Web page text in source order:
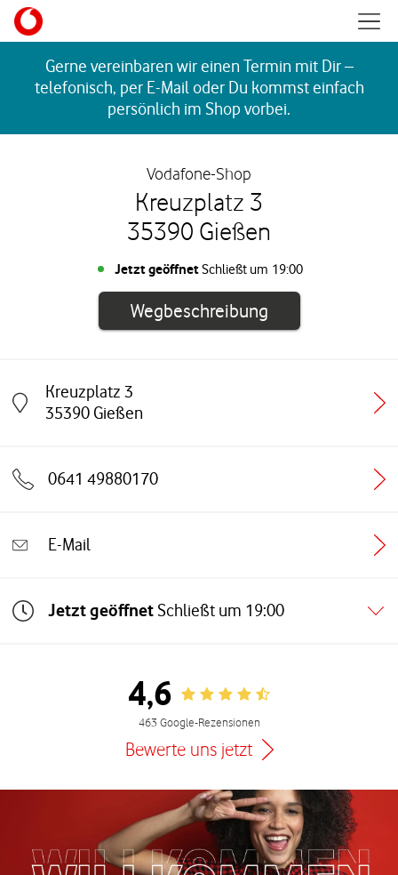
Skip to content
Gerne vereinbaren wir einen Termin mit Dir –
telefonisch, per E-Mail oder Du kommst einfach
persönlich im Shop vorbei.
Vodafone-Shop
Kreuzplatz 3
35390 Gießen
Jetzt geöffnetSchließt um 19:00
WegbeschreibungLink öffnet in
Kreuzplatz 3
35390 Gießen
Link öffnet in einem neuen Tab
0641 49880170
E-Mail
Jetzt geöffnet Schließt um 19:00
4,6 Rating 4.6
463 Google-Rezensionen
Bewerte uns jetzt